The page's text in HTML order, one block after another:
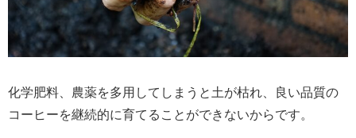
化学肥料、農薬を多用してしまうと土が枯れ、良い品質の
コーヒーを継続的に育てることができないからです。